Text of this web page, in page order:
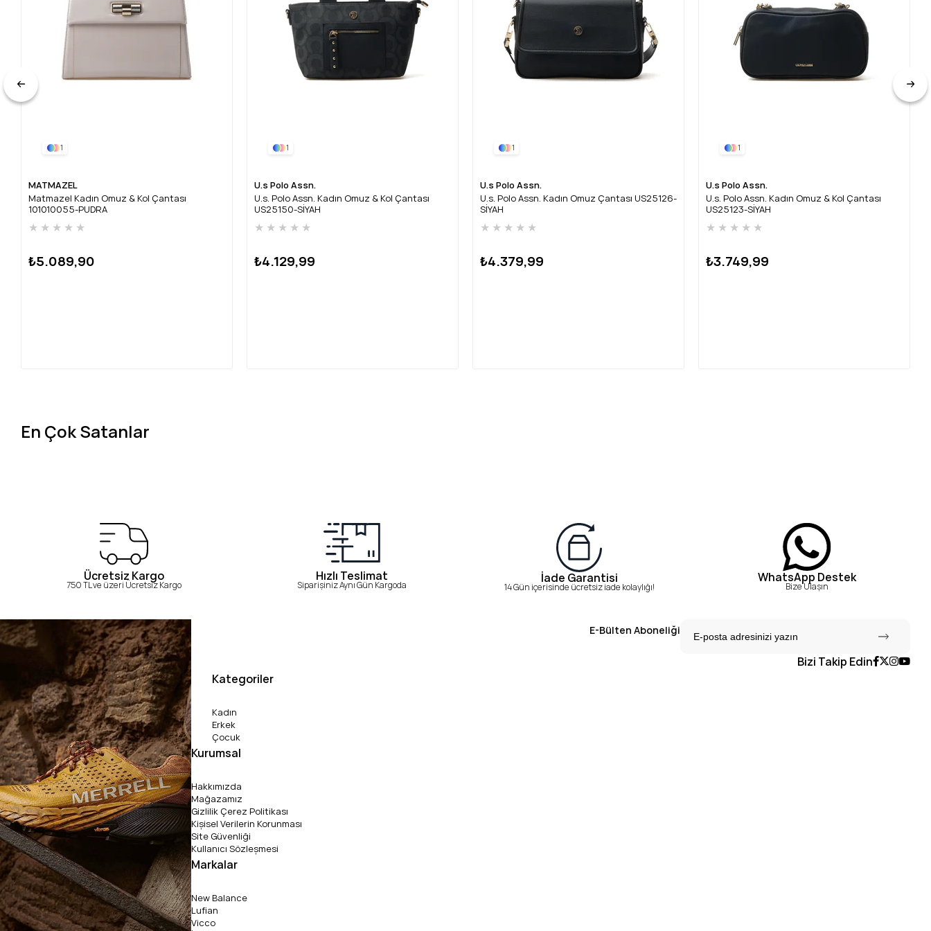
1
MATMAZEL
Matmazel Kadın Omuz & Kol Çantası
101010055-PUDRA
★ ★ ★ ★ ★
₺5.089,90
1
U.s Polo Assn.
U.s. Polo Assn. Kadın Omuz & Kol Çantası
US25150-SİYAH
★ ★ ★ ★ ★
₺4.129,99
1
U.s Polo Assn.
U.s. Polo Assn. Kadın Omuz Çantası US25126-
SİYAH
★ ★ ★ ★ ★
₺4.379,99
1
U.s Polo Assn.
U.s. Polo Assn. Kadın Omuz & Kol Çantası
US25123-SİYAH
★ ★ ★ ★ ★
₺3.749,99
En Çok Satanlar
Ücretsiz Kargo
750 TL ve üzeri Ücretsiz Kargo
Hızlı Teslimat
Siparişiniz Aynı Gün Kargoda İade Garantisi
14 Gün içerisinde ücretsiz iade kolaylığı!
WhatsApp Destek
Bize Ulaşın
E-Bülten Aboneliği
Bizi Takip Edin
Kategoriler
Kadın
Erkek
Çocuk
Kurumsal
Hakkımızda
Mağazamız
Gizlilik Çerez Politikası
Kişisel Verilerin Korunması
Site Güvenliği
Kullanıcı Sözleşmesi
Markalar
New Balance
Lufian
Vicco